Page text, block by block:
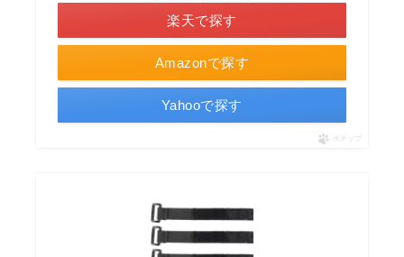
Amazonで探す
楽天で探す
Yahooで探す
ポチップ